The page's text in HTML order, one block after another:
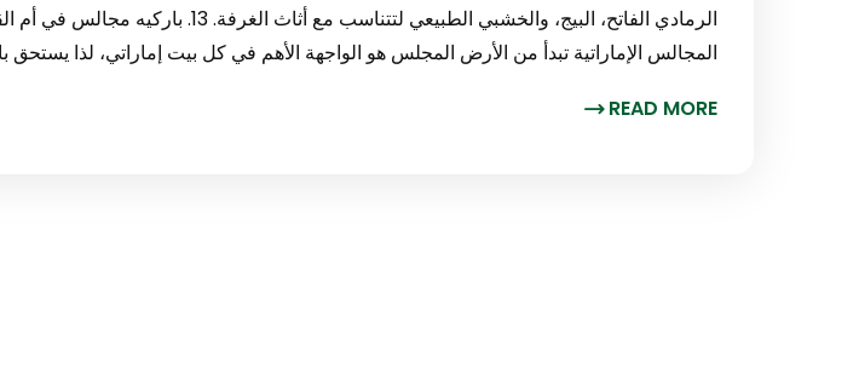
الرمادي الفاتح، البيج، والخشبي الطبيعي لتتناسب مع أثاث الغرفة.
المجالس الإماراتية تبدأ من الأرض المجلس هو الواجهة الأهم في كل بيت إماراتي، لذا يستحق
READ MORE